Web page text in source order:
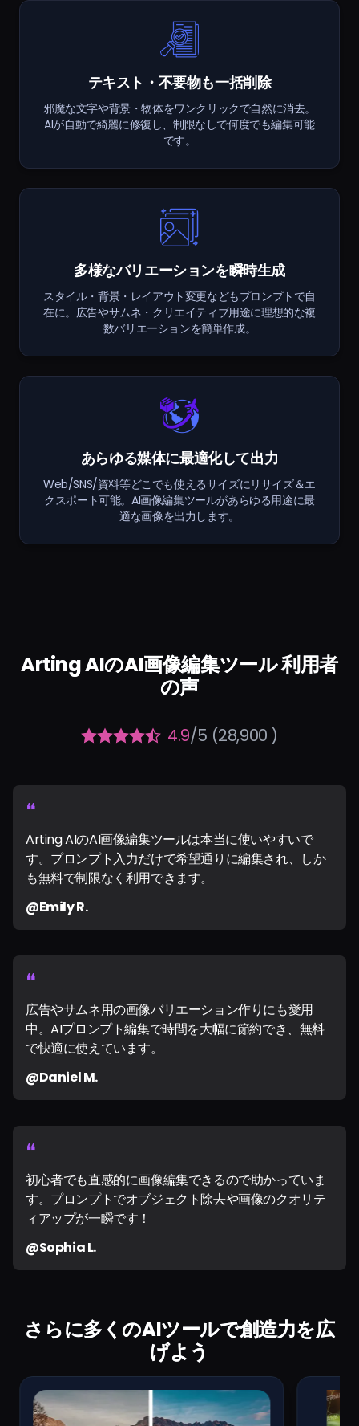
テキスト・不要物も一括削除
邪魔な文字や背景・物体をワンクリックで自然に消去。
AIが自動で綺麗に修復し、制限なしで何度でも編集可能
です。
多様なバリエーションを瞬時生成
スタイル・背景・レイアウト変更などもプロンプトで自
在に。広告やサムネ・クリエイティブ用途に理想的な複
数バリエーションを簡単作成。
あらゆる媒体に最適化して出力
Web/SNS/資料等どこでも使えるサイズにリサイズ＆エ
クスポート可能。AI画像編集ツールがあらゆる用途に最
適な画像を出力します。
Arting AIのAI画像編集ツール 利用者
の声
4.9/5 (28,900 )
❝
Arting AIのAI画像編集ツールは本当に使いやすいで
す。プロンプト入力だけで希望通りに編集され、しか
も無料で制限なく利用できます。
@Emily R.
❝
広告やサムネ用の画像バリエーション作りにも愛用
中。AIプロンプト編集で時間を大幅に節約でき、無料
で快適に使えています。
@Daniel M.
❝
初心者でも直感的に画像編集できるので助かっていま
す。プロンプトでオブジェクト除去や画像のクオリテ
ィアップが一瞬です！
@Sophia L.
さらに多くのAIツールで創造力を広
げよう